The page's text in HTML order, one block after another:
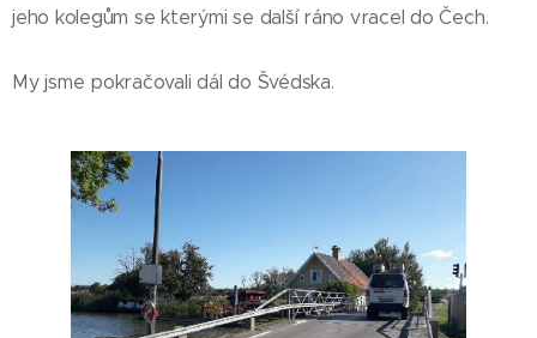
jeho kolegům se kterými se další ráno vracel do Čech.
My jsme pokračovali dál do Švédska.